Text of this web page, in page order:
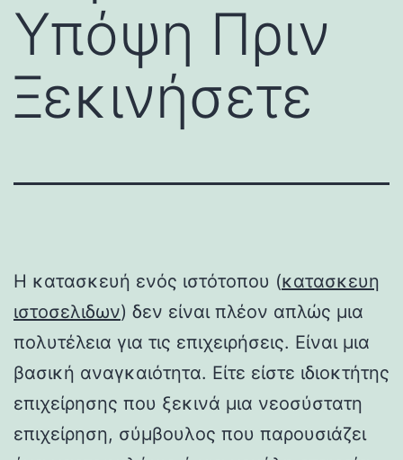
Υπόψη Πριν
Ξεκινήσετε
Η κατασκευή ενός ιστότοπου (κατασκευη
ιστοσελιδων) δεν είναι πλέον απλώς μια
πολυτέλεια για τις επιχειρήσεις. Είναι μια
βασική αναγκαιότητα. Είτε είστε ιδιοκτήτης
επιχείρησης που ξεκινά μια νεοσύστατη
επιχείρηση, σύμβουλος που παρουσιάζει